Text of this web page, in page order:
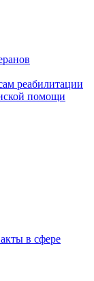
реабилитации
помощи
в сфере